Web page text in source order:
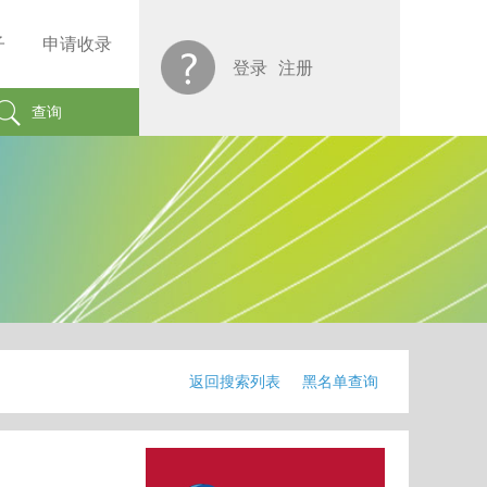
申请收录
查询
登录 注册
返回搜索列表 黑名单查询